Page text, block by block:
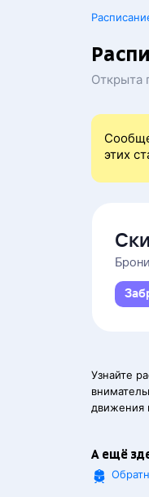
Открыта
этих
и
Узнайте
движения
А ещё